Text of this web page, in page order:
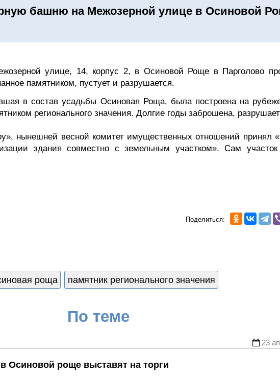
КЛЮЧЕВЫЕ
башню на Межозерной улице в Осиновой
улице, 14, корпус 2, в Осиновой Роще в Парголово
памятником, пустует и разрушается.
в состав усадьбы Осиновая Роща, была построена на
регионального значения. Долгие годы заброшена,
нынешней весной комитет имущественных отношений принял
здания совместно с земельным участком». Сам
Поделиться:
роща памятник регионального значения
По теме
23
Осиновой роще выставят на торги